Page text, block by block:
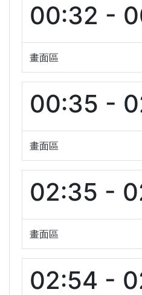
00:32 -
畫面區
00:35 -
畫面區
02:35 -
畫面區
02:54 -